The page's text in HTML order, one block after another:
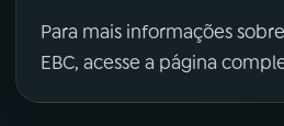
Para mais informações
EBC, acesse a página